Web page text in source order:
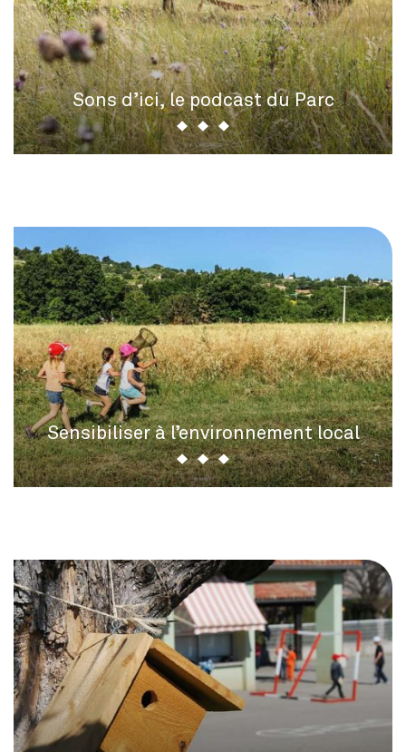
Sons d’ici, le podcast du Parc
Sensibiliser à l’environnement local